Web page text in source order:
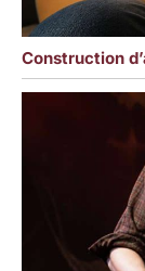
Construction